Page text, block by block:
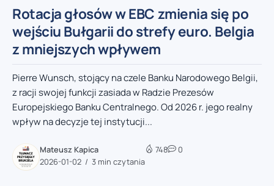
Rotacja głosów w EBC zmienia się po
wejściu Bułgarii do strefy euro. Belgia
z mniejszych wpływem
Pierre Wunsch, stojący na czele Banku Narodowego Belgii,
z racji swojej funkcji zasiada w Radzie Prezesów
Europejskiego Banku Centralnego. Od 2026 r. jego realny
wpływ na decyzje tej instytucji...
Mateusz Kapica
2026-01-02
3 min czytania
748 0